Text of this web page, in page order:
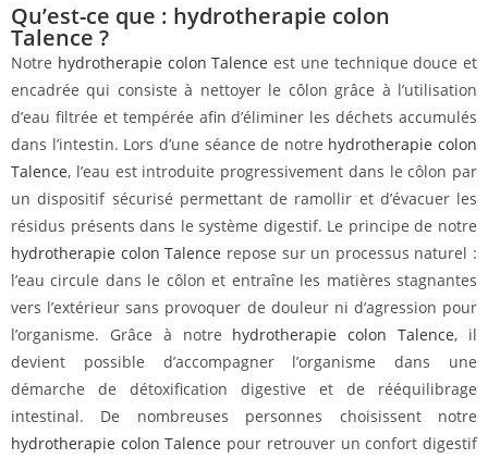
Qu’est-ce que : hydrotherapie colon
Talence ?
Notre hydrotherapie colon Talence est une technique douce et
encadrée qui consiste à nettoyer le côlon grâce à l’utilisation
d’eau filtrée et tempérée afin d’éliminer les déchets accumulés
dans l’intestin. Lors d’une séance de notre hydrotherapie colon
Talence, l’eau est introduite progressivement dans le côlon par
un dispositif sécurisé permettant de ramollir et d’évacuer les
résidus présents dans le système digestif. Le principe de notre
hydrotherapie colon Talence repose sur un processus naturel :
l’eau circule dans le côlon et entraîne les matières stagnantes
vers l’extérieur sans provoquer de douleur ni d’agression pour
l’organisme. Grâce à notre hydrotherapie colon Talence, il
devient possible d’accompagner l’organisme dans une
démarche de détoxification digestive et de rééquilibrage
intestinal. De nombreuses personnes choisissent notre
hydrotherapie colon Talence pour retrouver un confort digestif